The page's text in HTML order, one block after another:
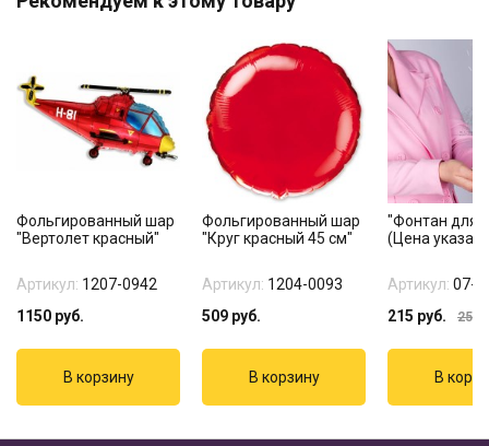
Фольгированный шар
"Вертолет красный"
Артикул: 1207-0942
1150 руб.
Фольгированный шар
"Круг красный 45 см"
Артикул: 1204-0093
509 руб.
"Фонтан для
(Цена
Артикул: 07-
215 руб. 255